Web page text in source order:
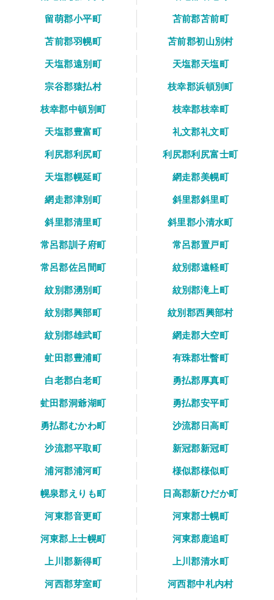
留萌郡小平町
苫前郡苫前町
苫前郡羽幌町
苫前郡初山別村
天塩郡遠別町
天塩郡天塩町
宗谷郡猿払村
枝幸郡浜頓別町
枝幸郡中頓別町
枝幸郡枝幸町
天塩郡豊富町
礼文郡礼文町
利尻郡利尻町
利尻郡利尻富士町
天塩郡幌延町
網走郡美幌町
網走郡津別町
斜里郡斜里町
斜里郡清里町
斜里郡小清水町
常呂郡訓子府町
常呂郡置戸町
常呂郡佐呂間町
紋別郡遠軽町
紋別郡湧別町
紋別郡滝上町
紋別郡興部町
紋別郡西興部村
紋別郡雄武町
網走郡大空町
虻田郡豊浦町
有珠郡壮瞥町
白老郡白老町
勇払郡厚真町
虻田郡洞爺湖町
勇払郡安平町
勇払郡むかわ町
沙流郡日高町
沙流郡平取町
新冠郡新冠町
浦河郡浦河町
様似郡様似町
幌泉郡えりも町
日高郡新ひだか町
河東郡音更町
河東郡士幌町
河東郡上士幌町
河東郡鹿追町
上川郡新得町
上川郡清水町
河西郡芽室町
河西郡中札内村